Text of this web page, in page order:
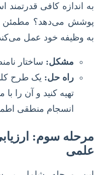
به اندازه کافی
پوشش می‌دهد؟ مطمئن
به وظیفه خود عمل
مشکل: ساختار
راه حل:
تهیه کنید و آن را با
انسجام منطقی
مرحله سوم:
علمی